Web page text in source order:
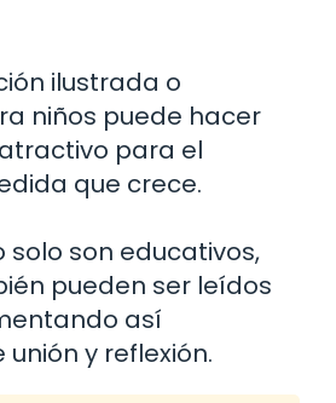
ilustrada o
niños puede hacer
para el
que crece.
solo son educativos,
pueden ser leídos
así
y reflexión.